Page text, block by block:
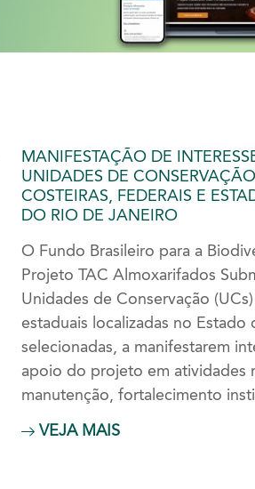
MANIFESTAÇÃO DE
UNIDADES DE
COSTEIRAS, FEDERAIS E
DO RIO DE JANEIRO
O Fundo Brasileiro para a
Projeto TAC Almoxarifados
Unidades de Conservação
estaduais localizadas no
selecionadas, a manifestarem
apoio do projeto em atividades
manutenção, fortalecimento
VEJA MAIS